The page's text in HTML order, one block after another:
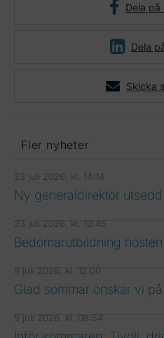
Dela på
Dela
Skicka
Fler nyheter
23 juli 2026, kl. 14:14
Ny generaldirektör
23 juli 2026, kl. 10:45
Bedömarutbildning
9 juli 2026, kl. 12:00
Glad sommar önskar vi
9 juli 2026, kl. 08:54